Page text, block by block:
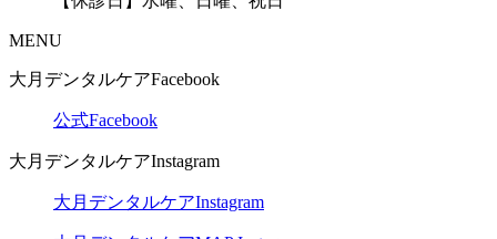
MENU
大月デンタルケアFacebook
公式Facebook
大月デンタルケアInstagram
大月デンタルケアInstagram